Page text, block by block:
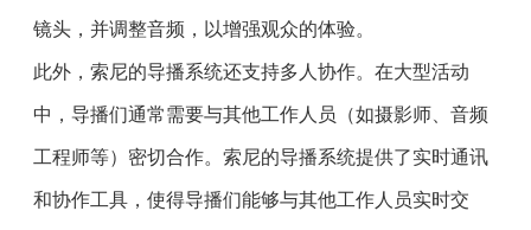
镜头，并调整音频，以增强观众的体验。
此外，索尼的导播系统还支持多人协作。在大型活动
中，导播们通常需要与其他工作人员（如摄影师、音频
工程师等）密切合作。索尼的导播系统提供了实时通讯
和协作工具，使得导播们能够与其他工作人员实时交